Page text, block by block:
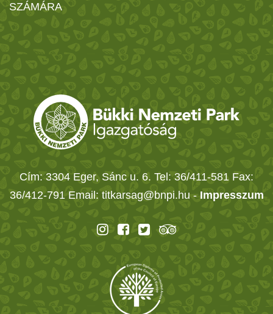
SZÁMÁRA
Cím: 3304 Eger, Sánc u. 6. Tel: 36/411-581 Fax:
36/412-791 Email: titkarsag@bnpi.hu - Impresszum